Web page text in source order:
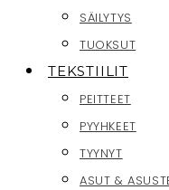
SÄILYTYS
TUOKSUT
TEKSTIILIT
PEITTEET
PYYHKEET
TYYNYT
ASUT &